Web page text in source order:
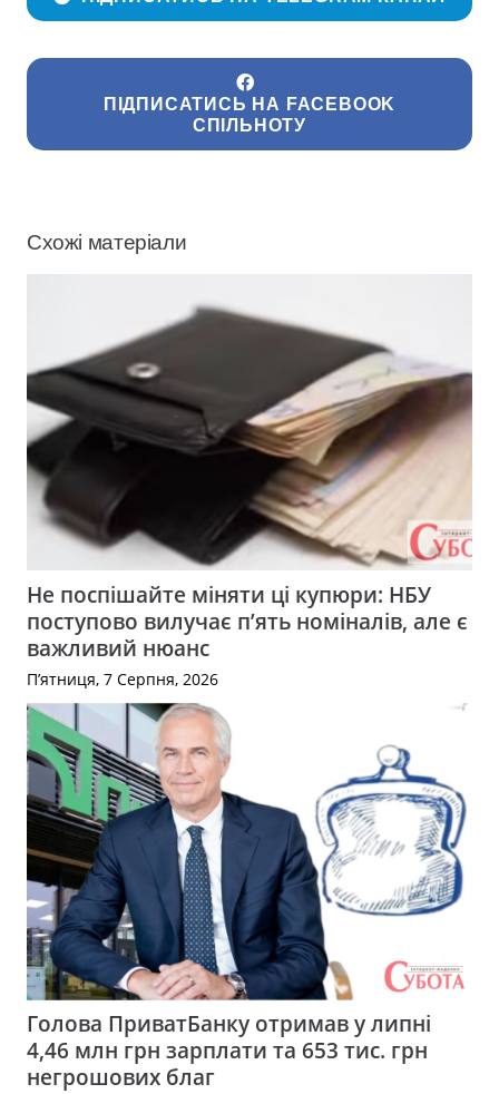
ПІДПИСАТИСЬ НА FACEBOOK
СПІЛЬНОТУ
Схожі матеріали
Не поспішайте міняти ці купюри: НБУ
поступово вилучає п’ять номіналів, але є
важливий нюанс
П’ятниця, 7 Серпня, 2026
Голова ПриватБанку отримав у липні
4,46 млн грн зарплати та 653 тис. грн
негрошових благ